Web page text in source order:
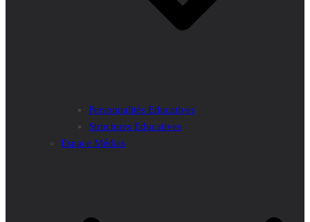
Personnalités Educatives
Structures Educatives
Espace Médias